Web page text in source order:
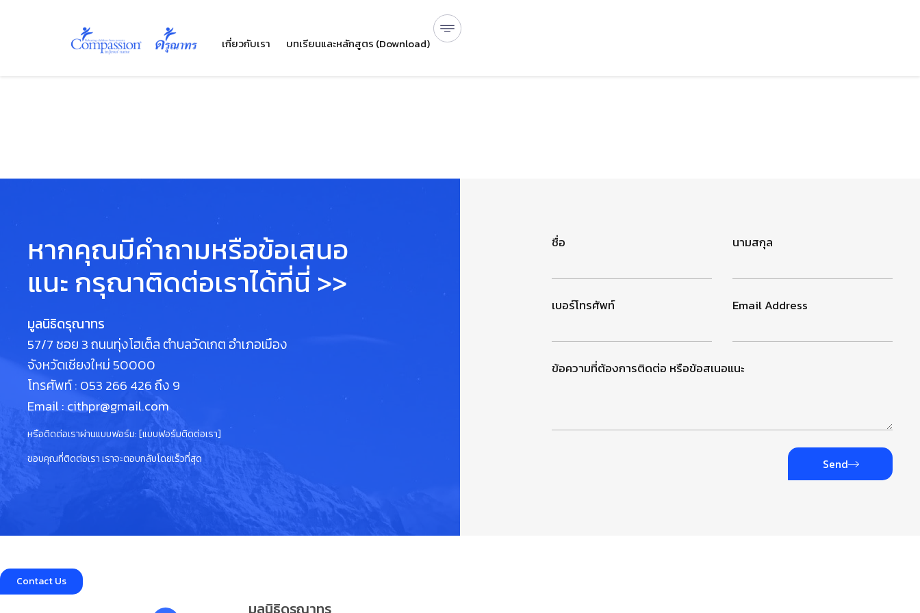
เกี่ยวกับเรา บทเรียนและหลักสูตร (Download)
หากคุณมีคำถามหรือข้อเสนอ
แนะ กรุณาติดต่อเราได้ที่นี่ >>
มูลนิธิดรุณาทร
57/7 ซอย 3 ถนนทุ่งโฮเต็ล ตำบลวัดเกต อำเภอเมือง
จังหวัดเชียงใหม่ 50000
โทรศัพท์ : 053 266 426 ถึง 9
Email : cithpr@gmail.com
หรือติดต่อเราผ่านแบบฟอร์ม: [แบบฟอร์มติดต่อเรา]
ขอบคุณที่ติดต่อเรา เราจะตอบกลับโดยเร็วที่สุด
ชื่อ นามสกุล
เบอร์โทรศัพท์ Email Address
ข้อความที่ต้องการติดต่อ หรือข้อสเนอแนะ
Send
Contact Us
มูลนิธิดรุณาทร